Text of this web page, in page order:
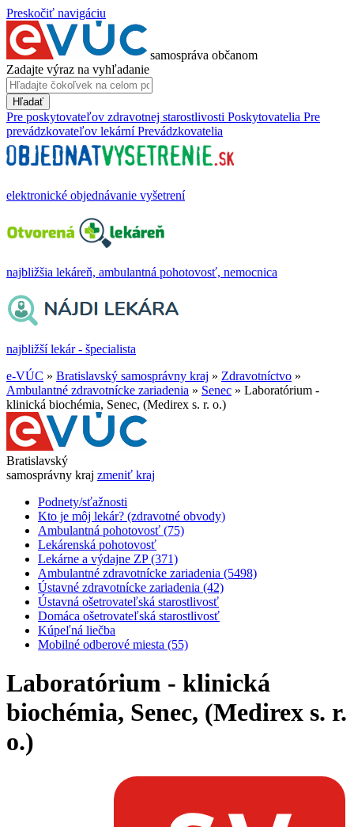
Preskočiť navigáciu
samospráva občanom
Zadajte výraz na vyhľadanie
Hľadať
Pre poskytovateľov zdravotnej starostlivosti Poskytovatelia Pre
prevádzkovateľov lekární Prevádzkovatelia
elektronické objednávanie vyšetrení
najbližšia lekáreň, ambulantná pohotovosť, nemocnica
najbližší lekár - špecialista
e-VÚC » Bratislavský samosprávny kraj » Zdravotníctvo »
Ambulantné zdravotnícke zariadenia » Senec » Laboratórium -
klinická biochémia, Senec, (Medirex s. r. o.)
Bratislavský
samosprávny kraj zmeniť kraj
Podnety/sťažnosti
Kto je môj lekár? (zdravotné obvody)
Ambulantná pohotovosť (75)
Lekárenská pohotovosť
Lekárne a výdajne ZP (371)
Ambulantné zdravotnícke zariadenia (5498)
Ústavné zdravotnícke zariadenia (42)
Ústavná ošetrovateľská starostlivosť
Domáca ošetrovateľská starostlivosť
Kúpeľná liečba
Mobilné odberové miesta (55)
Laboratórium - klinická
biochémia, Senec, (Medirex s. r.
o.)